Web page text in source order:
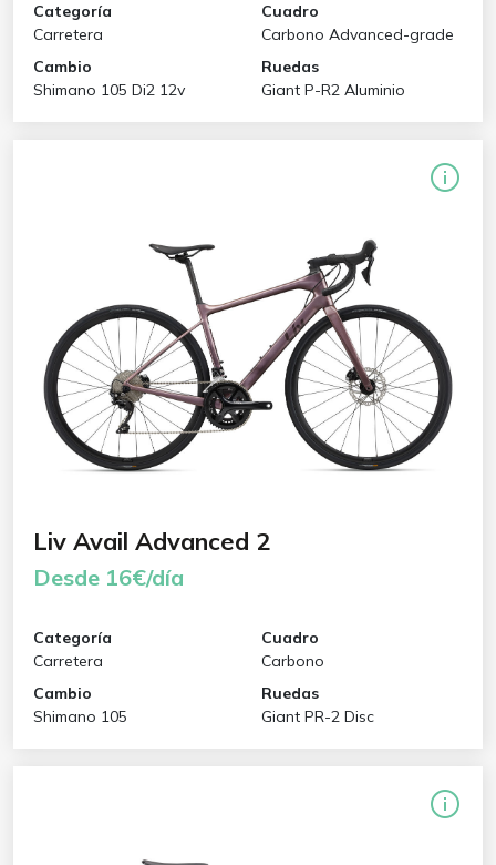
Categoría
Carretera
Cuadro
Carbono Advanced-grade
Cambio
Shimano 105 Di2 12v
Ruedas
Giant P-R2 Aluminio
Liv Avail Advanced 2
Desde 16€/día
Categoría
Carretera
Cuadro
Carbono
Cambio
Shimano 105
Ruedas
Giant PR-2 Disc